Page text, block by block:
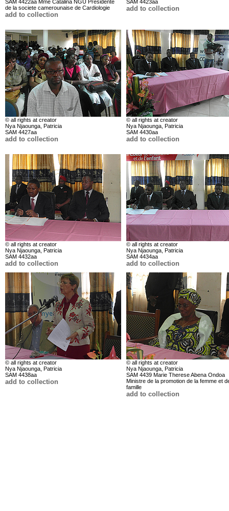
SAM 4422aa Mme Catalina NGU Presidente
de la societe camerounaise de Cardiologie
add to collection
SAM 4423aa
add to collection
© all rights at creator
Nya Njaounga, Patricia
SAM 4427aa
add to collection
© all rights at creator
Nya Njaounga, Patricia
SAM 4430aa
add to collection
© all rights at creator
Nya Njaounga, Patricia
SAM 4432aa
add to collection
© all rights at creator
Nya Njaounga, Patricia
SAM 4434aa
add to collection
© all rights at creator
Nya Njaounga, Patricia
SAM 4438aa
add to collection
© all rights at creator
Nya Njaounga, Patricia
SAM 4439 Marie Therese Abena Ondoa
Ministre de la promotion de la femme et
famille
add to collection